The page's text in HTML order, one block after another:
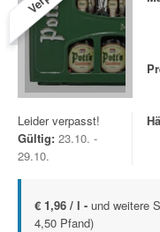
Leider verpasst!
Gültig: 23.10. -
29.10.
€ 1,96 / l - und weitere
4,50 Pfand)